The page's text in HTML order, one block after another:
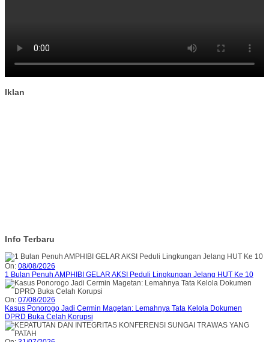
Iklan
Info Terbaru
On: 08/08/2026
1 Bulan Penuh AMPHIBI GELAR AKSI Peduli Lingkungan Jelang HUT Ke 10
On: 07/08/2026
Kasus Ponorogo Jadi Cermin Magetan: Lemahnya Tata Kelola Dokumen
DPRD Buka Celah Korupsi